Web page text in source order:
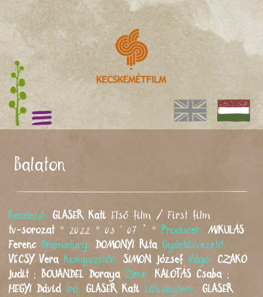
Balaton
Rendező: GLASER Kati Első film / First film
tv-sorozat° 2022 ° 03 ' 07 " ° Producer:MIKULÁS
Ferenc Dramaturg: DOMONYI Rita Gyártásvezető:
VÉCSY Vera Kompozitőr: SIMON József Vágó: CZAKÓ
Judit ; BOUANDEL Doraya Zene: KALOTÁS Csaba ;
HEGYI Dávid Író: GLASER Kati Látványterv: GLASER